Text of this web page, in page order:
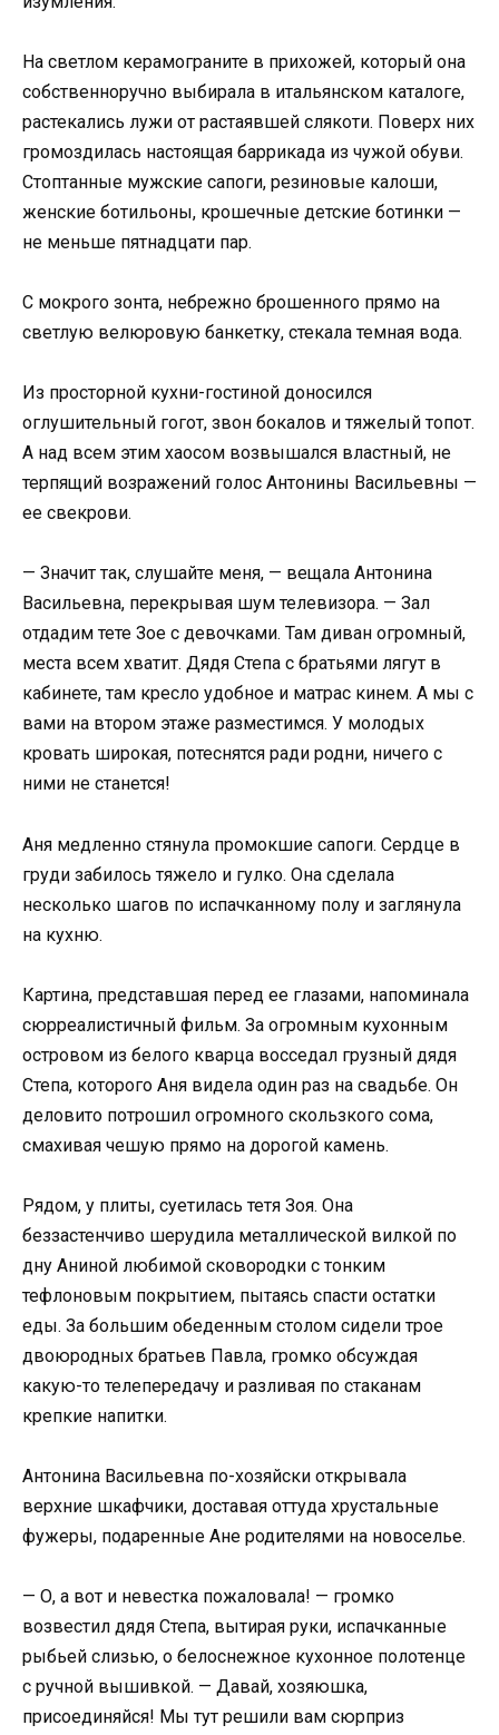
На светлом керамограните в прихожей, который она
собственноручно выбирала в итальянском каталоге,
растекались лужи от растаявшей слякоти. Поверх них
громоздилась настоящая баррикада из чужой обуви.
Стоптанные мужские сапоги, резиновые калоши,
женские ботильоны, крошечные детские ботинки —
не меньше пятнадцати пар.
С мокрого зонта, небрежно брошенного прямо на
светлую велюровую банкетку, стекала темная вода.
Из просторной кухни-гостиной доносился
оглушительный гогот, звон бокалов и тяжелый топот.
А над всем этим хаосом возвышался властный, не
терпящий возражений голос Антонины Васильевны —
ее свекрови.
— Значит так, слушайте меня, — вещала Антонина
Васильевна, перекрывая шум телевизора. — Зал
отдадим тете Зое с девочками. Там диван огромный,
места всем хватит. Дядя Степа с братьями лягут в
кабинете, там кресло удобное и матрас кинем. А мы с
вами на втором этаже разместимся. У молодых
кровать широкая, потеснятся ради родни, ничего с
ними не станется!
Аня медленно стянула промокшие сапоги. Сердце в
груди забилось тяжело и гулко. Она сделала
несколько шагов по испачканному полу и заглянула
на кухню.
Картина, представшая перед ее глазами, напоминала
сюрреалистичный фильм. За огромным кухонным
островом из белого кварца восседал грузный дядя
Степа, которого Аня видела один раз на свадьбе. Он
деловито потрошил огромного скользкого сома,
смахивая чешую прямо на дорогой камень.
Рядом, у плиты, суетилась тетя Зоя. Она
беззастенчиво шерудила металлической вилкой по
дну Аниной любимой сковородки с тонким
тефлоновым покрытием, пытаясь спасти остатки
еды. За большим обеденным столом сидели трое
двоюродных братьев Павла, громко обсуждая
какую-то телепередачу и разливая по стаканам
крепкие напитки.
Антонина Васильевна по-хозяйски открывала
верхние шкафчики, доставая оттуда хрустальные
фужеры, подаренные Ане родителями на новоселье.
— О, а вот и невестка пожаловала! — громко
возвестил дядя Степа, вытирая руки, испачканные
рыбьей слизью, о белоснежное кухонное полотенце
с ручной вышивкой. — Давай, хозяюшка,
присоединяйся! Мы тут решили вам сюрприз